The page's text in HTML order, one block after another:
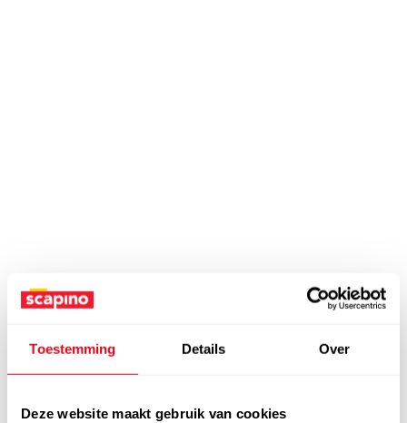
Toestemming Details Over
Deze website maakt gebruik van cookies